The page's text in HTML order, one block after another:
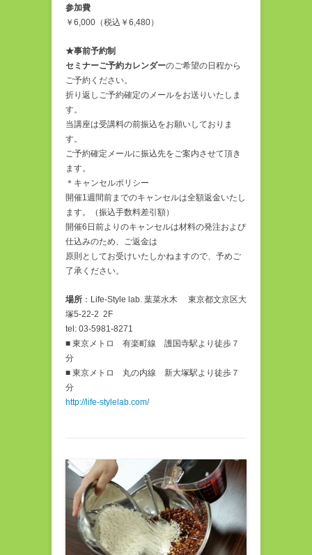
参加費
￥6,000（税込￥6,480）
★事前予約制
セミナーご予約カレンダーのご希望の日程から
ご予約ください。
折り返しご予約確定のメールをお送りいたしま
す。
当講座は受講料の前振込をお願いしておりま
す。
ご予約確定メールに振込先をご案内させて頂き
ます。
＊キャンセルポリシー
開催1週間前までのキャンセルは全額返金いたし
ます。（振込手数料差引額）
開催6日前よりのキャンセルは材料の発注および
仕込みのため、ご返金は
原則としてお受けいたしかねますので、予めご
了承ください。
場所 ：Life-Style lab. 葉菜水木 東京都文京区大
塚5-22-2 2F
tel: 03-5981-8271
■ 東京メトロ 有楽町線 護国寺駅より徒歩７
分
■ 東京メトロ 丸の内線 新大塚駅より徒歩７
分
http://life-stylelab.com/